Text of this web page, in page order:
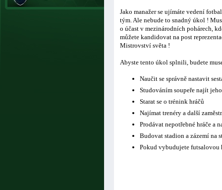
Jako manažer se ujímáte vedení
tým. Ale nebude to snadný úkol !
o účast v mezinárodních pohárech,
můžete kandidovat na post
Mistrovství světa !
Abyste tento úkol splnili, budete
Naučit se správně nastavit
Studováním soupeře najít
Starat se o trénink hráčů
Najímat trenéry a další
Prodávat nepotřebné hráče a
Budovat stadion a zázemí na
Pokud vybudujete futsalovou